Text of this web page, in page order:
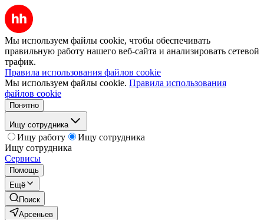
Мы используем файлы cookie, чтобы обеспечивать
правильную работу нашего веб-сайта и анализировать сетевой
трафик.
Правила использования файлов cookie
Мы используем файлы cookie. Правила использования
файлов cookie
Понятно
Ищу сотрудника
Ищу работу
Ищу сотрудника
Ищу сотрудника
Сервисы
Помощь
Ещё
Поиск
Арсеньев